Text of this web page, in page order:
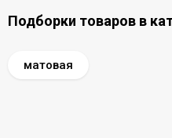
Подборки товаров в
матовая